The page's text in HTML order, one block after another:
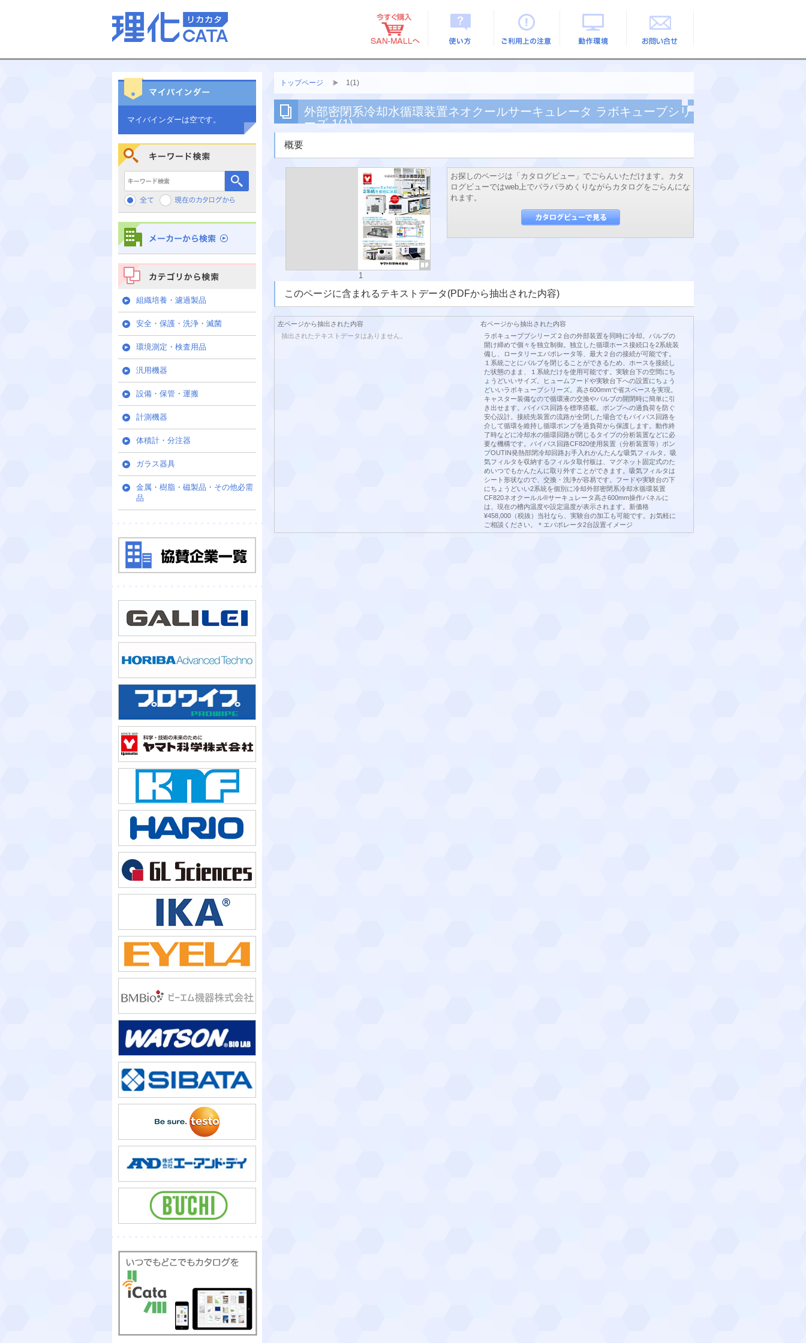
トップページ 1(1)
外部密閉系冷却水循環装置ネオクールサーキュレータ ラボキューブシリ
ーズ 1(1)
概要
1
お探しのページは「カタログビュー」でごらんいただけます。カタ
ログビューではweb上でパラパラめくりながらカタログをごらんにな
れます。
このページに含まれるテキストデータ(PDFから抽出された内容)
左ページから抽出された内容
抽出されたテキストデータはありません。
右ページから抽出された内容
ラボキューブブシリーズ２台の外部装置を同時に冷却。バルブの
開け締めで個々を独立制御。独立した循環ホース接続口を2系統装
備し、ロータリーエバポレータ等、最大２台の接続が可能です。
１系統ごとにバルブを閉じることができるため、ホースを接続し
た状態のまま、１系統だけを使用可能です。実験台下の空間にち
ょうどいいサイズ。ヒュームフードや実験台下への設置にちょう
どいいラボキューブシリーズ。高さ600mmで省スペースを実現。
キャスター装備なので循環液の交換やバルブの開閉時に簡単に引
き出せます。バイパス回路を標準搭載。ポンプへの過負荷を防ぐ
安心設計。接続先装置の流路が全閉した場合でもバイパス回路を
介して循環を維持し循環ポンプを過負荷から保護します。動作終
了時などに冷却水の循環回路が閉じるタイプの分析装置などに必
要な機構です。バイパス回路CF820使用装置（分析装置等）ポン
プOUTIN発熱部閉冷却回路お手入れかんたんな吸気フィルタ。吸
気フィルタを収納するフィルタ取付板は、マグネット固定式のた
めいつでもかんたんに取り外すことができます。吸気フィルタは
シート形状なので、交換・洗浄が容易です。フードや実験台の下
にちょうどいい2系統を個別に冷却外部密閉系冷却水循環装置
CF820ネオクールル®️️サーキュレータ高さ600mm操作パネルに
は、現在の槽内温度や設定温度が表示されます。新価格
¥458,000（税抜）当社なら、実験台の加工も可能です。お気軽に
ご相談ください。＊エバポレータ2台設置イメージ
マイバインダーは空です。
キーワード検索
カテゴリから検索
組織培養・濾過製品
安全・保護・洗浄・滅菌
環境測定・検査用品
汎用機器
設備・保管・運搬
計測機器
体積計・分注器
ガラス器具
金属・樹脂・磁製品・その他必需
品